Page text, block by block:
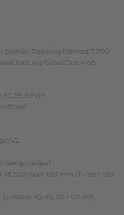
Damen Trekking Fahrrad T-700
Gates Disc Mod.
50, 55, 60 cm
V2
Gang Freilauf
(vorn 160 mm / hinten 160
IQ-XS, 70 LUX mit